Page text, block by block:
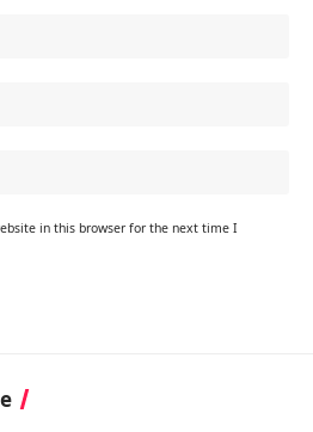
in this browser for the next time I